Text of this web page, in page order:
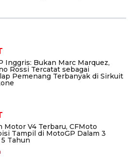
Inggris: Bukan Marc Marquez,
Rossi Tercatat sebagai
Pemenang Terbanyak di Sirkuit
Motor V4 Terbaru, CFMoto
Tampil di MotoGP Dalam 3
Tahun